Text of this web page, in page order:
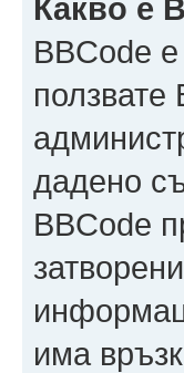
Какво е
BBCode
дадено
BBCode
има